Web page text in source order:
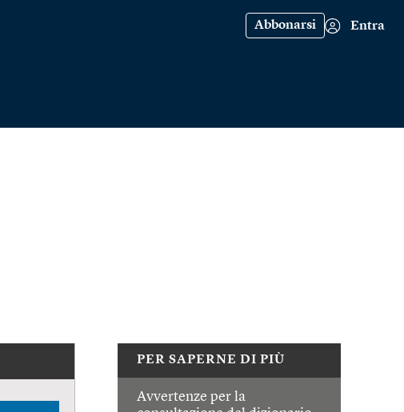
Abbonarsi Entra
PER SAPERNE DI PIÙ
Avvertenze per la